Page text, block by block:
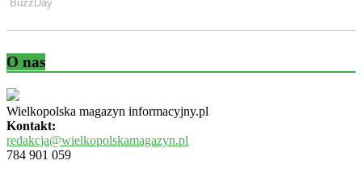
O nas
Wielkopolska magazyn informacyjny.pl
Kontakt:
redakcja@wielkopolskamagazyn.pl
784 901 059